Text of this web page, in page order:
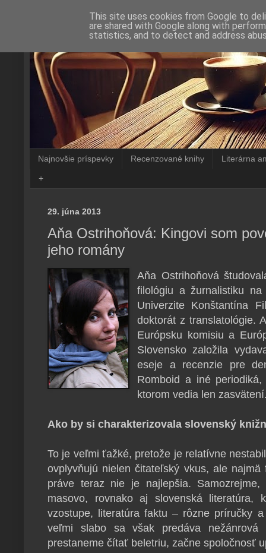
Najnovšie príspevky Recenzované knihy Literárna
+
29. júna 2013
Aňa Ostrihoňová: Kingovi som
jeho romány
Aňa Ostrihoňová
filológiu a žurnalistiku
Univerzite Konštantína
doktorát z translatológie.
Európsku komisiu a
Slovensko založila
eseje a recenzie pre
Romboid a iné
ktorom vedia len
Ako by si charakterizovala slovenský
To je veľmi ťažké, pretože je relatívne
ovplyvňujú nielen čitateľský vkus, ale
práve teraz nie je najlepšia.
masovo, rovnako aj slovenská
vzostupe, literatúra faktu – rôzne príručky
veľmi slabo sa však predáva
prestaneme čítať beletriu, začne spoločnosť
This site uses cookies from Google to
are shared with Google along with
statistics, and to detect and address